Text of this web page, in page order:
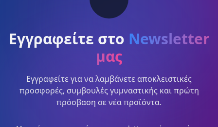
Εγγραφείτε στο Newsletter
μας
Εγγραφείτε για να λαμβάνετε αποκλειστικές
προσφορές, συμβουλές γυμναστικής και πρώτη
πρόσβαση σε νέα προϊόντα.